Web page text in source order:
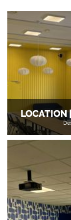
LOCATION